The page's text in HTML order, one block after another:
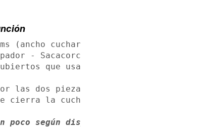
(ancho cuchara)
- Sacacorchos
que usamos en casa (no son
las dos piezas quedan separadas,
cierra la cuchara y tenedor
poco según dispositivo